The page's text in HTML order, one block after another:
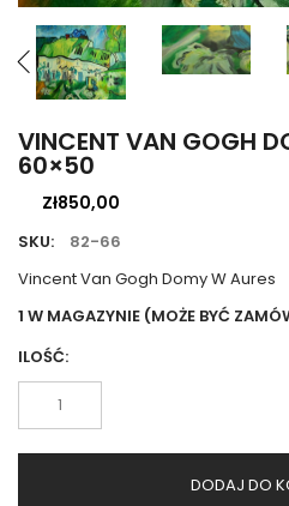
VINCENT VAN GOGH
60×50
Zł850,00
SKU:
82-66
Vincent Van Gogh Domy W Aures
1 W MAGAZYNIE (MOŻE BYĆ
ILOŚĆ:
DODAJ DO